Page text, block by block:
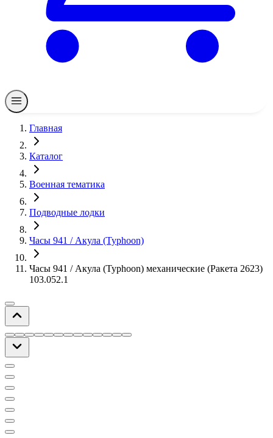
Главная
Каталог
Военная тематика
Подводные лодки
Часы 941 / Акула (Typhoon)
Часы 941 / Акула (Typhoon) механические (Ракета 2623)
103.052.1